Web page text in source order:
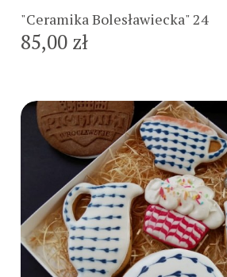
"Ceramika Bolesławiecka" 24
85,00 zł